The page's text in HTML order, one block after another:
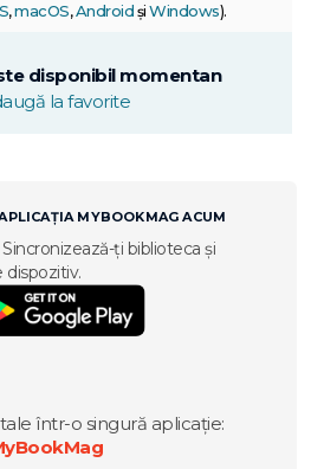
,macOS,Android și Windows).
disponibil momentan
la favorite
MYBOOKMAG ACUM
ți biblioteca și
dispozitiv.
într-o singură aplicație: